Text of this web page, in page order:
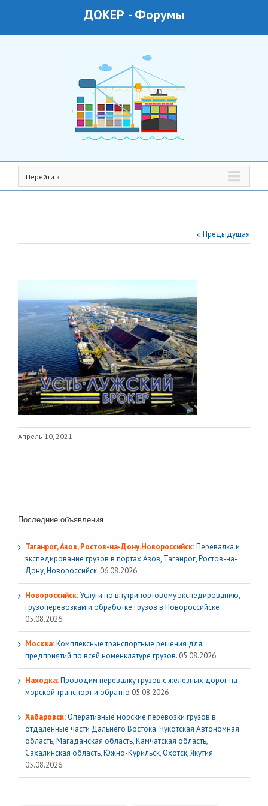
ДОКЕР - Форумы
Перейти к...
Предыдущая
Апрель 10, 2021
Последние объявления
Таганрог, Азов, Ростов-на-Дону.Новороссийск:Перевалка и
экспедирование грузов в портах Азов, Таганрог, Ростов-на-
Дону, Новороссийск. 06.08.2026
Новороссийск:Услуги по внутрипортовому экспедированию,
грузоперевозкам и обработке грузов в Новороссийске
05.08.2026
Москва:Комплексные транспортные решения для
предприятий по всей номенклатуре грузов. 05.08.2026
Находка:Проводим перевалку грузов с железных дорог на
морской транспорт и обратно 05.08.2026
Хабаровск:Оперативные морские перевозки грузов в
отдаленные части Дальнего Востока: Чукотская Автономная
область, Магаданская область, Камчатская область,
Сахалинская область, Южно-Курильск, Охотск, Якутия
05.08.2026